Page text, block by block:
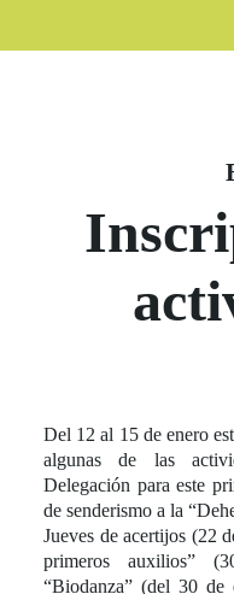
Del 12 al 15 de enero
algunas de las
Delegación para este
de senderismo a la
Jueves de acertijos (22
primeros auxilios”
“Biodanza” (del 30 de